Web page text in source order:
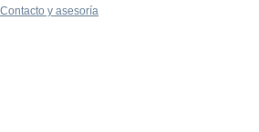
Contacto y asesoría